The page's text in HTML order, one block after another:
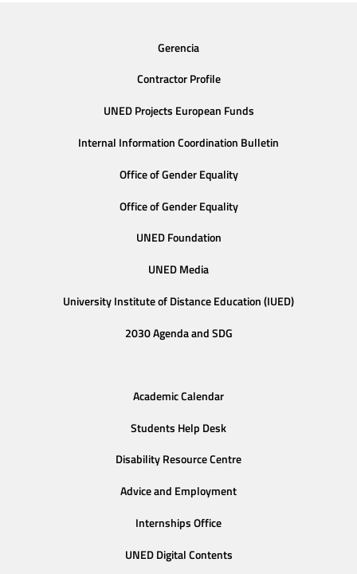
Gerencia
Contractor Profile
UNED Projects European Funds
Internal Information Coordination Bulletin
Office of Gender Equality
Office of Gender Equality
UNED Foundation
UNED Media
University Institute of Distance Education (IUED)
2030 Agenda and SDG
Academic Calendar
Students Help Desk
Disability Resource Centre
Advice and Employment
Internships Office
UNED Digital Contents